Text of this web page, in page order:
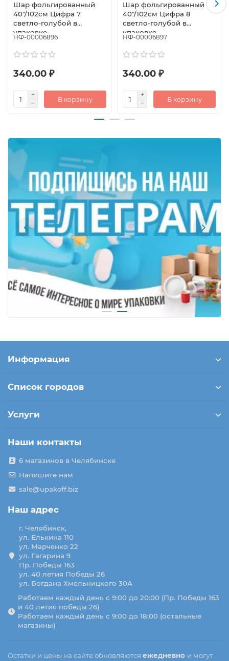
Шар фольгированный
40"/102см Цифра 7
светло-голубой в
упаковке
НФ-00006896
340.00 ₽
В корзину
Шар фольгированный
40"/102см Цифра 8
светло-голубой в
упаковке
НФ-00006897
340.00 ₽
В корзину
Информация
Список городов
Услуги
Наши контакты
6 магазинов в Челябинске
Напишите нам
sale@upakoff.biz
Наш адрес
г. Челябинск,
ул. Елькина 110
ул. Марченко 22
ул. Гагарина 9
Пр. Победы 163
ул. 40 летия Победы 26
ул. Богдана Хмельницкого 30А
Работаем каждый день с 9:00 до 20:00 (Пр. Победы 163
и 40 летия победы 26)
Работаем каждый день с 9:00 до 18:00 (остальные
магазины)
Остатки и цены на сайте обновляются ежедневно и могут